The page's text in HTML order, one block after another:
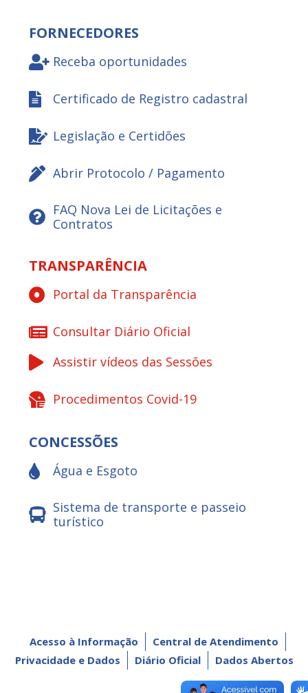
FORNECEDORES
Receba oportunidades
Certificado de Registro cadastral
Legislação e Certidões
Abrir Protocolo / Pagamento
FAQ Nova Lei de Licitações e
Contratos
TRANSPARÊNCIA
Portal da Transparência
Consultar Diário Oficial
Assistir vídeos das Sessões
Procedimentos Covid-19
CONCESSÕES
Água e Esgoto
Sistema de transporte e passeio
turístico
Acesso à Informação
Central de Atendimento
Privacidade e Dados
Diário Oficial Dados Abertos